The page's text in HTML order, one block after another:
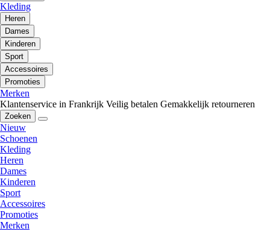
Kleding
Heren
Dames
Kinderen
Sport
Accessoires
Promoties
Merken
Klantenservice in Frankrijk Veilig betalen Gemakkelijk retourneren
Zoeken
Nieuw
Schoenen
Kleding
Heren
Dames
Kinderen
Sport
Accessoires
Promoties
Merken